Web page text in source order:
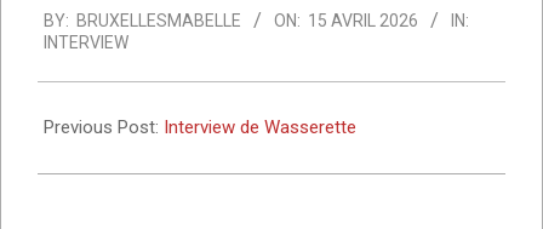
04-
15
BY: BRUXELLESMABELLE ON: 15 AVRIL 2026
IN:
INTERVIEW
Previous Post: Interview de Wasserette